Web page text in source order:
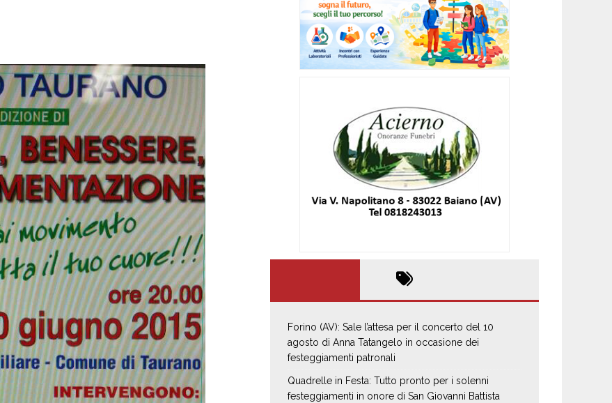
Forino (AV): Sale l’attesa per il concerto del 10
agosto di Anna Tatangelo in occasione dei
festeggiamenti patronali
Quadrelle in Festa: Tutto pronto per i solenni
festeggiamenti in onore di San Giovanni Battista